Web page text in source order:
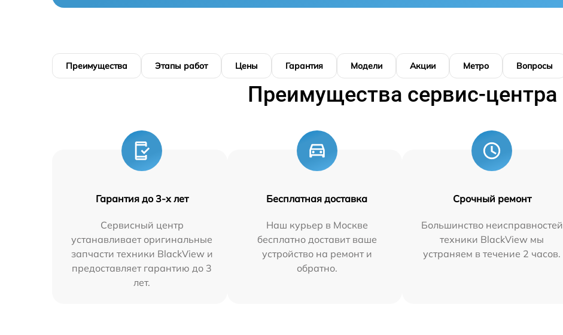
Преимущества Этапы работ Цены Гарантия Модели Акции Метро Вопросы
Преимущества сервис-центра
Гарантия до 3-х лет
Сервисный центр
устанавливает оригинальные
запчасти техники BlackView и
предоставляет гарантию до 3
лет.
Бесплатная доставка
Наш курьер в Москве
бесплатно доставит ваше
устройство на ремонт и
обратно.
Срочный ремонт
Большинство неисправностей
техники BlackView мы
устраняем в течение 2 часов.